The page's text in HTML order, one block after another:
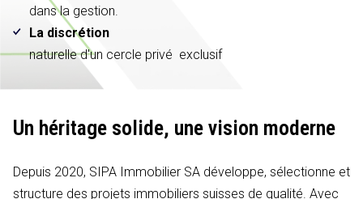
dans la gestion.
La discrétion
naturelle d'un cercle privé exclusif
Un héritage solide, une vision moderne
Depuis 2020, SIPA Immobilier SA développe, sélectionne et
structure des projets immobiliers suisses de qualité. Avec